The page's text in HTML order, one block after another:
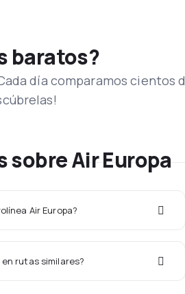
baratos?
día comparamos cientos
Air Europa
Air Europa?
rutas similares?